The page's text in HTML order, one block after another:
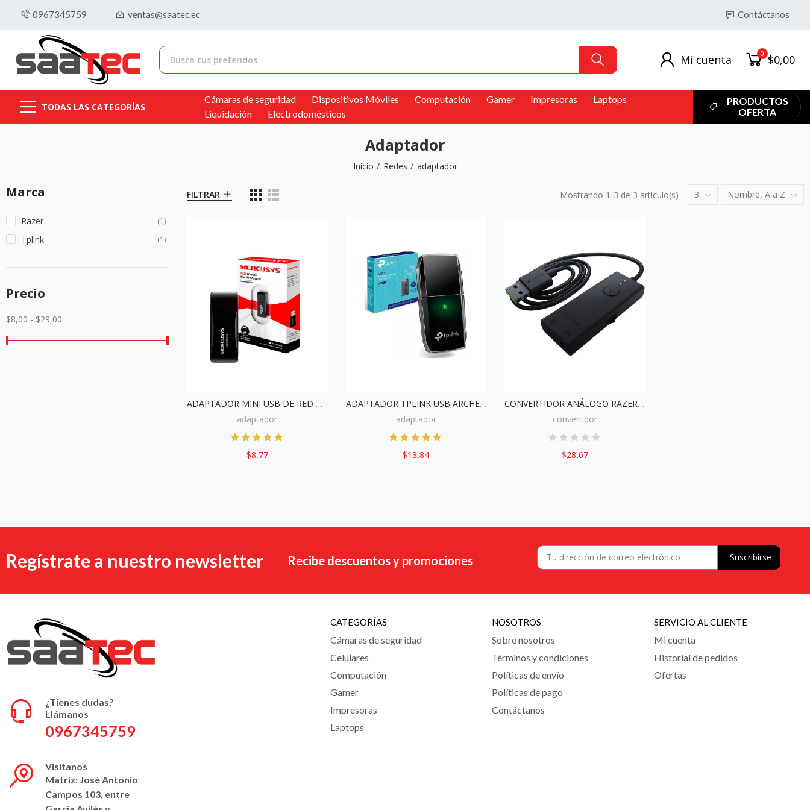
0967345759 ventas@saatec.ec Contáctanos
Mi cuenta 0 $0,00
TODAS LAS CATEGORÍAS
Cámaras de seguridad Dispositivos Móviles Computación Gamer Impresoras
Laptops
Liquidación
Electrodomésticos
PRODUCTOS
OFERTA
Adaptador
Inicio Redes adaptador
FILTRAR Mostrando 1-3 de 3 artículo(s) 3 Nombre, A a Z
ADAPTADOR MINI USB DE RED TPLINK MERCUSYS MW300UM N300
adaptador
$8,77
ADAPTADOR TPLINK USB ARCHER T2U WIRELESS AC600 MINI
adaptador
$13,84
CONVERTIDOR ANÁLOGO RAZER ENHACER
convertidor
$28,67
Marca
Razer (1)
Tplink (1)
Precio
$8,00 - $29,00
Regístrate a nuestro newsletter Recibe descuentos y promociones Suscribirse
¿Tienes dudas?
Llámanos
0967345759
Visítanos
Matriz: José Antonio
Campos 103, entre
CATEGORÍAS
Cámaras de seguridad
Celulares
Computación
Gamer
Impresoras
Laptops
NOSOTROS
Sobre nosotros
Términos y condiciones
Políticas de envío
Políticas de pago
Contáctanos
SERVICIO AL CLIENTE
Mi cuenta
Historial de pedidos
Ofertas